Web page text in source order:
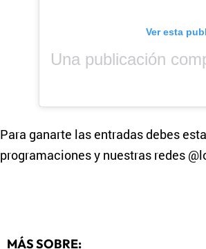
Ver esta
Para ganarte las entradas debes
programaciones y nuestras redes
MÁS SOBRE: